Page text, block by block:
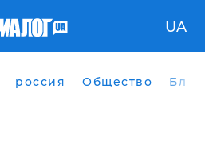
UA
россия Общество